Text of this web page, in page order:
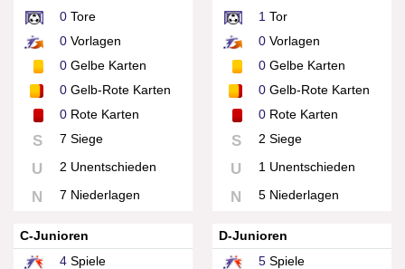
0 Tore
0 Vorlagen
0 Gelbe Karten
0 Gelb-Rote Karten
0 Rote Karten
S 7 Siege
U 2 Unentschieden
N 7 Niederlagen
1 Tor
0Vorlagen
0Gelbe Karten
0Gelb-Rote Karten
0Rote Karten
S 2 Siege
U 1 Unentschieden
N 5 Niederlagen
C-Junioren
4 Spiele
D-Junioren
5Spiele